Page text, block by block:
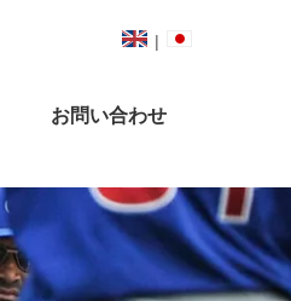
|
お問い合わせ